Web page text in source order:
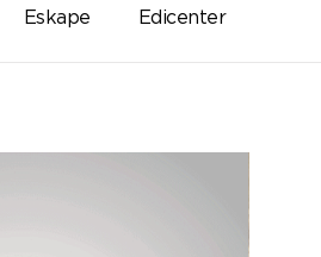
Eskape Edicenter